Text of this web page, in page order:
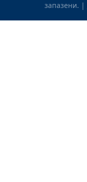
запазени. |